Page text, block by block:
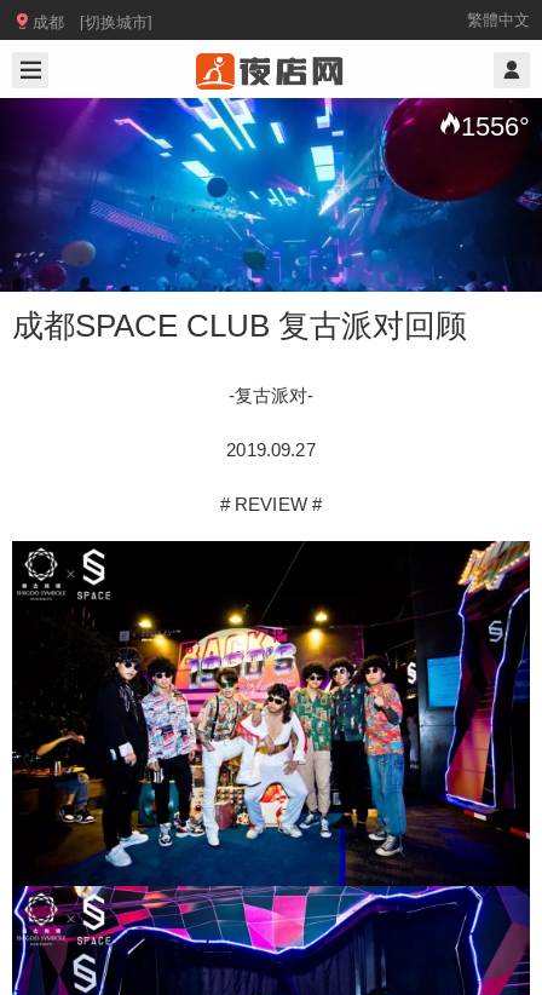
成都 [切换城市] 繁體中文
1556°
成都SPACE CLUB 复古派对回顾
-复古派对-
2019.09.27
# REVIEW #
@ 成都夜店网 2019/9/29
成都SPACE CLUB 复古派对回顾
舞池格外耀眼 REVER们穿着喇叭裤、花衬衫 梳着
飞机头/爆炸头 甩尖皮鞋在舞池划出一条条disco曲
线 80年代元素贯穿整晚 主题歌曲与复古元素的碰撞
给人炫酷的视觉盛宴和热舞体验 用经典呈现经典 窈
窕美丽的女郎 绚丽夺目的激光灯 金光熠熠的迪斯科
舞球 用彼此的舞步与疯狂 抛却烦恼 尽情释放 昨晚
我们身着美丽复古衣裙 共聚SPACE赴一场旧时光之
约 拥抱时间带给我们的经典回忆 感受时代芳华的光
阴故事 追忆昔日放肆的欢乐时光 复 古 SPACE CL
UB X 就要你开心 关于博主：成都夜店网站站长，
经常出没于成都各大夜店，和每个夜店都有点关
系，如果你有关于夜店座位预定、酒的价格、消费
情况、卡座预定，包房预定、举办生日Party等相关
的问题可以打我电话或加我微信咨询，电话(同微
信)：13160091238，或者扫描下方二维码加我微
扫描二维码继续阅读